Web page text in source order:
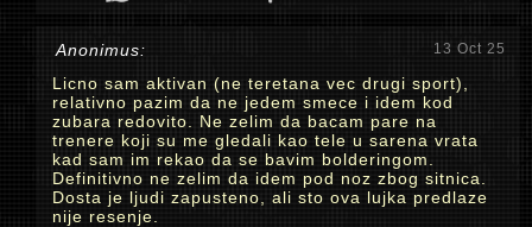
Anonimus: 13 Oct 25
Licno sam aktivan (ne teretana vec drugi sport),
relativno pazim da ne jedem smece i idem kod
zubara redovito. Ne zelim da bacam pare na
trenere koji su me gledali kao tele u sarena vrata
kad sam im rekao da se bavim bolderingom.
Definitivno ne zelim da idem pod noz zbog sitnica.
Dosta je ljudi zapusteno, ali sto ova lujka predlaze
nije resenje.